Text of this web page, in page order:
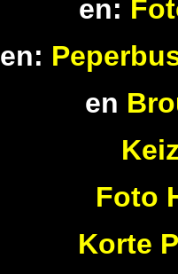
en:
en:
en
Foto
Korte